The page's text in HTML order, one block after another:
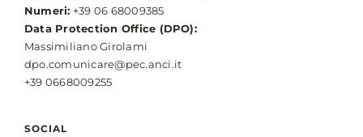
Numeri: +39 06 68009385
Data Protection Office (DPO):
Massimiliano Girolami
dpo.comunicare@pec.anci.it
+39 0668009255
SOCIAL